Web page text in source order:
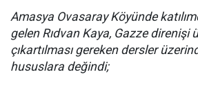
Amasya Ovasaray Köyünde
gelen Rıdvan Kaya, Gazze direnişi
çıkartılması gereken dersler
hususlara değindi;